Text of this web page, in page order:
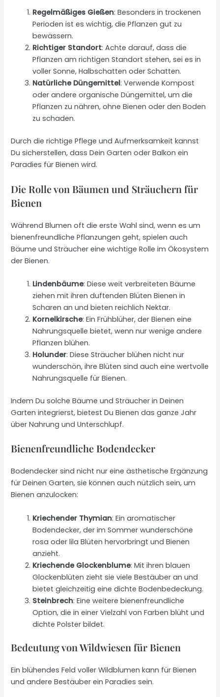
Regelmäßiges Gießen: Besonders in trockenen
Perioden ist es wichtig, die Pflanzen gut zu
bewässern.
Richtiger Standort: Achte darauf, dass die
Pflanzen am richtigen Standort stehen, sei es in
voller Sonne, Halbschatten oder Schatten.
Natürliche Düngemittel: Verwende Kompost
oder andere organische Düngemittel, um die
Pflanzen zu nähren, ohne Bienen oder den Boden
zu schaden.
Durch die richtige Pflege und Aufmerksamkeit kannst
Du sicherstellen, dass Dein Garten oder Balkon ein
Paradies für Bienen wird.
Die Rolle von Bäumen und Sträuchern für
Bienen
Während Blumen oft die erste Wahl sind, wenn es um
bienenfreundliche Pflanzungen geht, spielen auch
Bäume und Sträucher eine wichtige Rolle im Ökosystem
der Bienen.
Lindenbäume: Diese weit verbreiteten Bäume
ziehen mit ihren duftenden Blüten Bienen in
Scharen an und bieten reichlich Nektar.
Kornelkirsche: Ein Frühblüher, der Bienen eine
Nahrungsquelle bietet, wenn nur wenige andere
Pflanzen blühen.
Holunder: Diese Sträucher blühen nicht nur
wunderschön, ihre Blüten sind auch eine wertvolle
Nahrungsquelle für Bienen.
Indem Du solche Bäume und Sträucher in Deinen
Garten integrierst, bietest Du Bienen das ganze Jahr
über Nahrung und Unterschlupf.
Bienenfreundliche Bodendecker
Bodendecker sind nicht nur eine ästhetische Ergänzung
für Deinen Garten, sie können auch nützlich sein, um
Bienen anzulocken:
Kriechender Thymian: Ein aromatischer
Bodendecker, der im Sommer wunderschöne
rosa oder lila Blüten hervorbringt und Bienen
anzieht.
Kriechende Glockenblume: Mit ihren blauen
Glockenblüten zieht sie viele Bestäuber an und
bietet gleichzeitig eine dichte Bodenbedeckung.
Steinbrech: Eine weitere bienenfreundliche
Option, die in einer Vielzahl von Farben blüht und
dichte Polster bildet.
Bedeutung von Wildwiesen für Bienen
Ein blühendes Feld voller Wildblumen kann für Bienen
und andere Bestäuber ein Paradies sein.